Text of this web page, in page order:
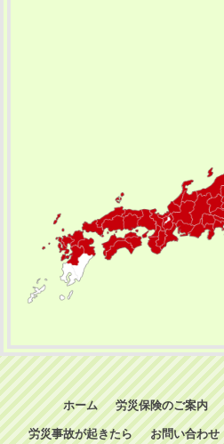
ホーム 労災保険のご案内
労災事故が起きたら お問い合わせ